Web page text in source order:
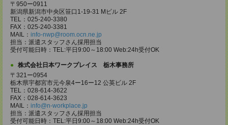
〒950ー0911
新潟県新潟市中央区笹口1-19-31 Mビル 2F
TEL：025-240-3380
FAX：025-240-3381
MAIL： info-nwp@room.ocn.ne.jp
担当：派遣スタッフさん採用担当
受付可能日時：TEL:平日9:00～18:00 Web:24h受付OK
株式会社日本ワークプレイス 栃木事務所
〒321ー0954
栃木県宇都宮市元今泉4ー16ー12 公英ビル 2F
TEL：028-614-3622
FAX：028-614-3623
MAIL： info@n-workplace.jp
担当：派遣スタッフさん採用担当
受付可能日時：TEL:平日9:00～18:00 Web:24h受付OK